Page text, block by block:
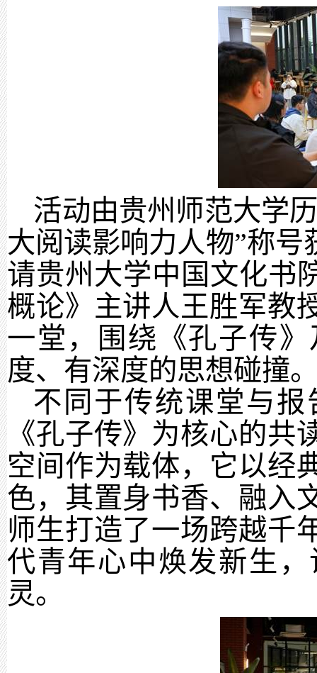
活动由贵州师范大学
大阅读影响力人物”称
请贵州大学中国文化书
概论》主讲人王胜军教
一堂，围绕《孔子传
度、有深度的思想碰撞
不同于传统课堂与
《孔子传》为核心的
空间作为载体，它以经
色，其置身书香、融入
师生打造了一场跨越千
代青年心中焕发新生
灵。